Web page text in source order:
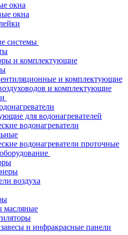
окна
окна
системы
и комплектующие
и комплектующие
и комплектующие
для водонагревателей
водонагреватели
водонагреватели проточные
воздуха
масляные
и инфракрасные панели